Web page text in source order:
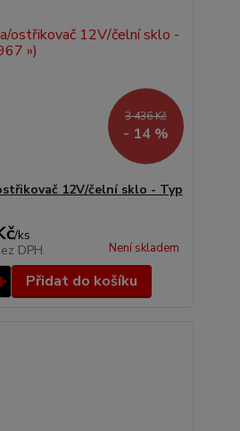
3 436 Kč
- 14 %
12V/čelní sklo - Typ
/ks
DPH Není skladem
Přidat do košíku